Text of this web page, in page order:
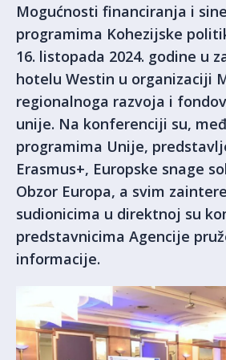
Mogućnosti financiranja i
programima Kohezijske
16. listopada 2024. godine u
hotelu Westin u organizaciji
regionalnoga razvoja i
unije. Na konferenciji su,
programima Unije,
Erasmus+, Europske snage
Obzor Europa, a svim
sudionicima u direktnoj su
predstavnicima Agencije
informacije.